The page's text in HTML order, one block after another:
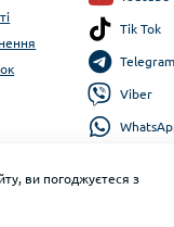
Tik Tok
Telegram
Viber
ви погоджуєтеся з